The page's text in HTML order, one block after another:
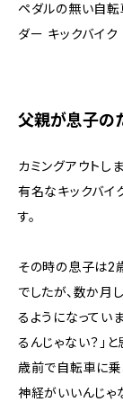
ペダルの無い自転
ダー キックバイク
父親が息子の
カミングアウトし
有名なキックバイ
す。
その時の息子は2
でしたが、数か月
るようになってい
るんじゃない？」
歳前で自転車に乗
神経がいいんじゃ